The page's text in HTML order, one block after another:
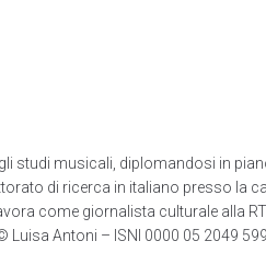
studi musicali, diplomandosi in
di ricerca in italiano presso la
come giornalista culturale alla
Luisa Antoni – ISNI 0000 05 2049